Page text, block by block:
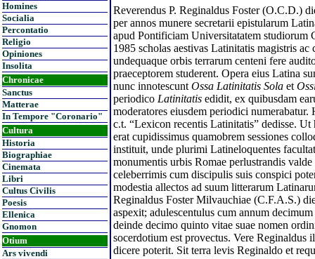
Homines
Socialia
Percontatio
Religio
Opiniones
Insolita
Chronicae
Sanctus
Matterae
In Tempore "Coronario"
Cultura
Historia
Biographiae
Cinemata
Libri
Cultus Civilis
Poesis
Ellenica
Gnomon
Otium
Ars vivendi
Reverendus P. Reginaldus Foster (O.C.D.)
per annos munere secretarii epistularum
apud Pontificiam Universitatatem studiorum
1985 scholas aestivas Latinitatis magistris
undequaque orbis terrarum centeni fere
praeceptorem studerent. Opera eius Latina
nunc innotescunt Ossa Latinitatis Sola et
periodico Latinitatis edidit, ex quibusdam
moderatores eiusdem periodici
c.t. “Lexicon recentis Latinitatis” dedisse.
erat cupidissimus quamobrem sessiones
instituit, unde plurimi Latineloquentes
monumentis urbis Romae perlustrandis
celeberrimis cum discipulis suis conspici
modestia allectos ad suum litterarum
Reginaldus Foster Milvauchiae (C.F.A.S.)
aspexit; adulescentulus cum annum
deinde decimo quinto vitae suae nomen
socerdotium est provectus. Vere Reginaldus
dicere poterit. Sit terra levis Reginaldo et